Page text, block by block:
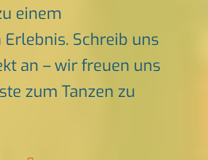
einem
Schreib uns
an – wir freuen uns
zum Tanzen zu